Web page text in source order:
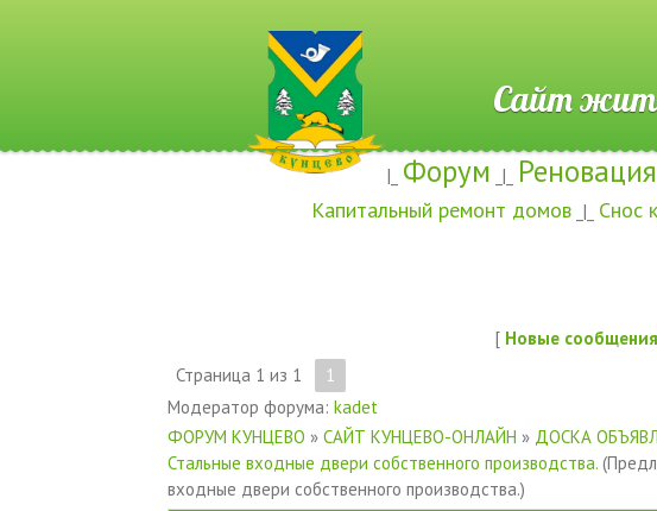
Сайт
|_ Форум _|_ Реновация
Капитальный ремонт домов _|_ Снос
[ Новые сообщения
Страница 1 из 1
1
Модератор форума: kadet
ФОРУМ КУНЦЕВО » САЙТ КУНЦЕВО-ОНЛАЙН » ДОСКА
Стальные входные двери собственного производства.
входные двери собственного производства.)